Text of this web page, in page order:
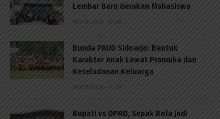
Lembar Baru Gerakan Mahasiswa
08/08/2026 - 18:48
Bunda PAUD Sidoarjo: Bentuk
Karakter Anak Lewat Pramuka dan
Keteladanan Keluarga
08/08/2026 - 18:39
Bupati vs DPRD, Sepak Bola Jadi